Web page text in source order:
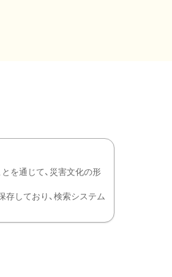
を通じて、災害文化の形
しており、検索システム